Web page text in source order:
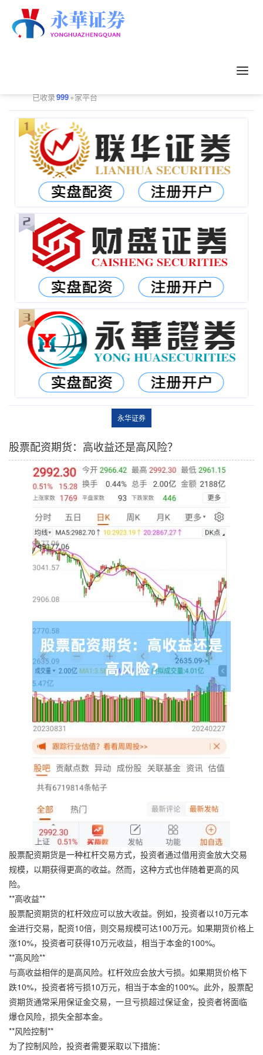
已收录999+家平台
永华证券
股票配资期货：高收益还是高风险？
股票配资期货是一种杠杆交易方式，投资者通过借用资金放大交易
规模，以期获得更高的收益。然而，这种方式也伴随着更高的风
险。
**高收益**
股票配资期货的杠杆效应可以放大收益。例如，投资者以10万元本
金进行交易，配资10倍，则交易规模可达100万元。如果期货价格上
涨10%，投资者可获得10万元收益，相当于本金的100%。
**高风险**
与高收益相伴的是高风险。杠杆效应会放大亏损。如果期货价格下
跌10%，投资者将亏损10万元，相当于本金的100%。此外，股票配
资期货通常采用保证金交易，一旦亏损超过保证金，投资者将面临
爆仓风险，损失全部本金。
**风险控制**
为了控制风险，投资者需要采取以下措施：